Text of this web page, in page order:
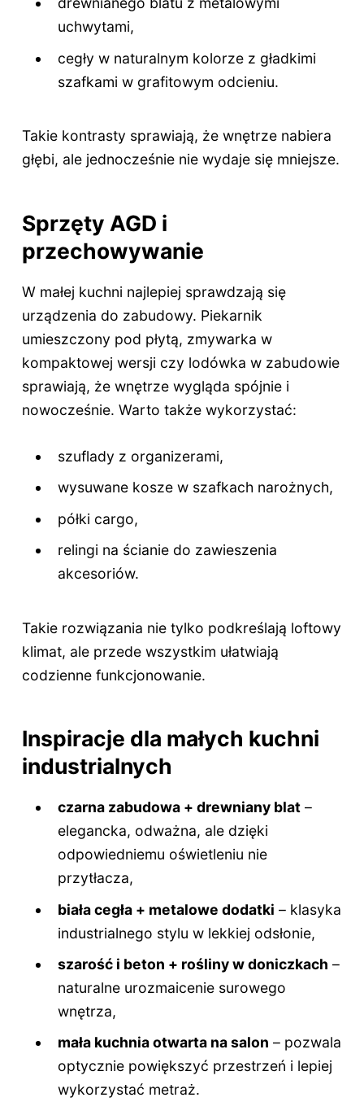
uchwytami,
cegły w naturalnym kolorze z gładkimi
szafkami w grafitowym odcieniu.
Takie kontrasty sprawiają, że wnętrze nabiera
głębi, ale jednocześnie nie wydaje się mniejsze.
Sprzęty AGD i
przechowywanie
W małej kuchni najlepiej sprawdzają się
urządzenia do zabudowy. Piekarnik
umieszczony pod płytą, zmywarka w
kompaktowej wersji czy lodówka w zabudowie
sprawiają, że wnętrze wygląda spójnie i
nowocześnie. Warto także wykorzystać:
szuflady z organizerami,
wysuwane kosze w szafkach narożnych,
półki cargo,
relingi na ścianie do zawieszenia
akcesoriów.
Takie rozwiązania nie tylko podkreślają loftowy
klimat, ale przede wszystkim ułatwiają
codzienne funkcjonowanie.
Inspiracje dla małych kuchni
industrialnych
czarna zabudowa + drewniany blat –
elegancka, odważna, ale dzięki
odpowiedniemu oświetleniu nie
przytłacza,
biała cegła + metalowe dodatki – klasyka
industrialnego stylu w lekkiej odsłonie,
szarość i beton + rośliny w doniczkach –
naturalne urozmaicenie surowego
wnętrza,
mała kuchnia otwarta na salon – pozwala
optycznie powiększyć przestrzeń i lepiej
wykorzystać metraż.